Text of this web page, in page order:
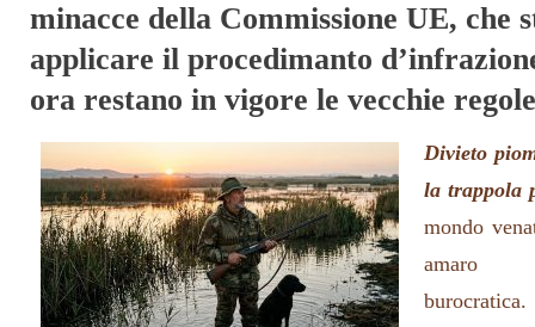
minacce della Commissione UE, che
applicare il procedimanto
ora restano in vigore le vecchie
Divieto
la trappola
mondo
amaro